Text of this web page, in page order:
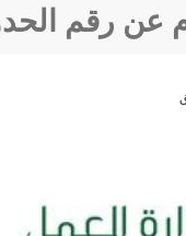
عن رقم الحدود